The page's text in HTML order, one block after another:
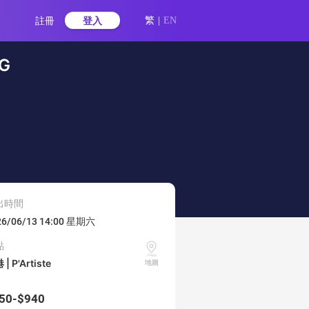
註冊 登入 繁 EN
時間
06/13 14:00 星期六
| P'Artiste 地圖
$940